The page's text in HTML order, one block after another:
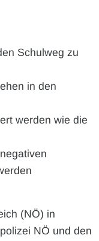
Schulweg zu
in den
werden wie die
(NÖ) in
NÖ und den